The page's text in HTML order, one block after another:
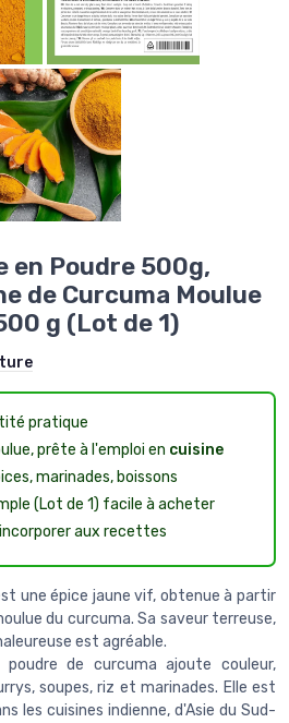
en Poudre 500g,
de Curcuma Moulue
g (Lot de 1)
pratique
prête à l'emploi en cuisine
marinades, boissons
(Lot de 1) facile à acheter
aux recettes
une épice jaune vif, obtenue à partir
du curcuma. Sa saveur terreuse,
est agréable.
de curcuma ajoute couleur,
soupes, riz et marinades. Elle est
les cuisines indienne, d'Asie du Sud-